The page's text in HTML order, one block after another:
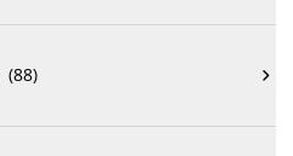
(88) 